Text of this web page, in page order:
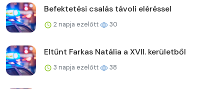
Befektetési csalás távoli eléréssel
2 napja ezelőtt 30
Eltűnt Farkas Natália a XVII. kerületből
3 napja ezelőtt 38